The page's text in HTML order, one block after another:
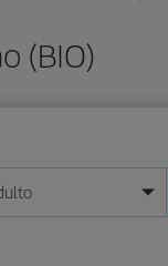
(BIO)
mes/año